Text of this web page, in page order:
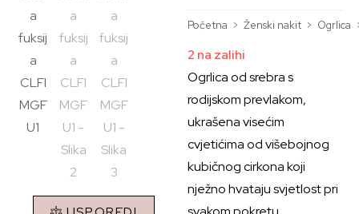
Početna > Ženski nakit > Ogrlica
2 na zalihi
Ogrlica od srebra s
rodijskom prevlakom,
ukrašena visećim
cvjetićima od višebojnog
kubičnog cirkona koji
nježno hvataju svjetlost pri